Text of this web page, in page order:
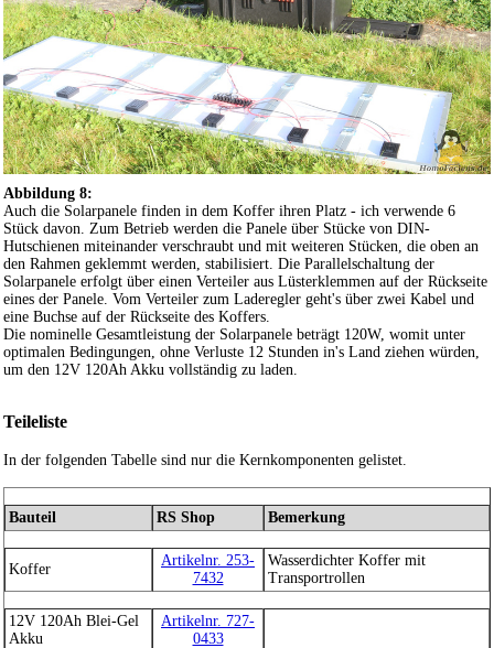
Abbildung 8:
Auch die Solarpanele finden in dem Koffer ihren Platz - ich verwende 6
Stück davon. Zum Betrieb werden die Panele über Stücke von DIN-
Hutschienen miteinander verschraubt und mit weiteren Stücken, die oben an
den Rahmen geklemmt werden, stabilisiert. Die Parallelschaltung der
Solarpanele erfolgt über einen Verteiler aus Lüsterklemmen auf der Rückseite
eines der Panele. Vom Verteiler zum Laderegler geht's über zwei Kabel und
eine Buchse auf der Rückseite des Koffers.
Die nominelle Gesamtleistung der Solarpanele beträgt 120W, womit unter
optimalen Bedingungen, ohne Verluste 12 Stunden in's Land ziehen würden,
um den 12V 120Ah Akku vollständig zu laden.
Teileliste
In der folgenden Tabelle sind nur die Kernkomponenten gelistet.
Bauteil RS Shop Bemerkung
Koffer
Artikelnr. 253-
7432
Wasserdichter Koffer mit
Transportrollen
12V 120Ah Blei-Gel
Akku
Artikelnr. 727-
0433